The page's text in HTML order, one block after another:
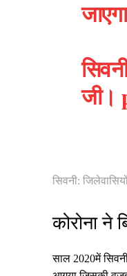
जी।
सिवनी:
कोरोना ने
साल 2020में